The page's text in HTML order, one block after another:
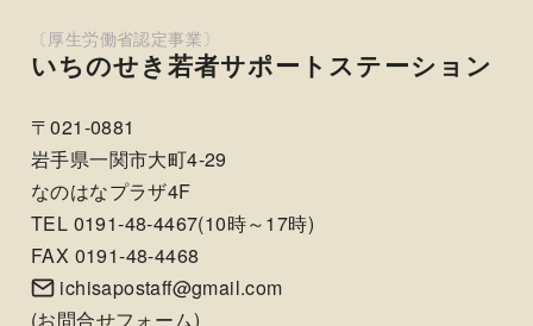
いちのせき若者サポートステーション
〒021-0881
岩手県一関市大町4-29
なのはなプラザ4F
TEL 0191-48-4467(10時～17時)
FAX 0191-48-4468
ichisapostaff@gmail.com
(お問合せフォーム)